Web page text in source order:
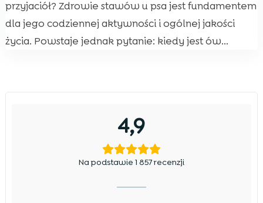
przyjaciół? Zdrowie stawów u psa jest fundamentem
dla jego codziennej aktywności i ogólnej jakości
życia. Powstaje jednak pytanie: kiedy jest ów...
4,9
Na podstawie 1 857 recenzji